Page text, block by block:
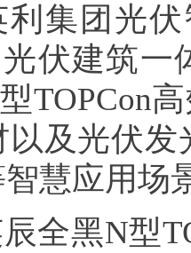
利集团光
伏建筑一
TOPCon
及光伏
慧应用场
全黑N型